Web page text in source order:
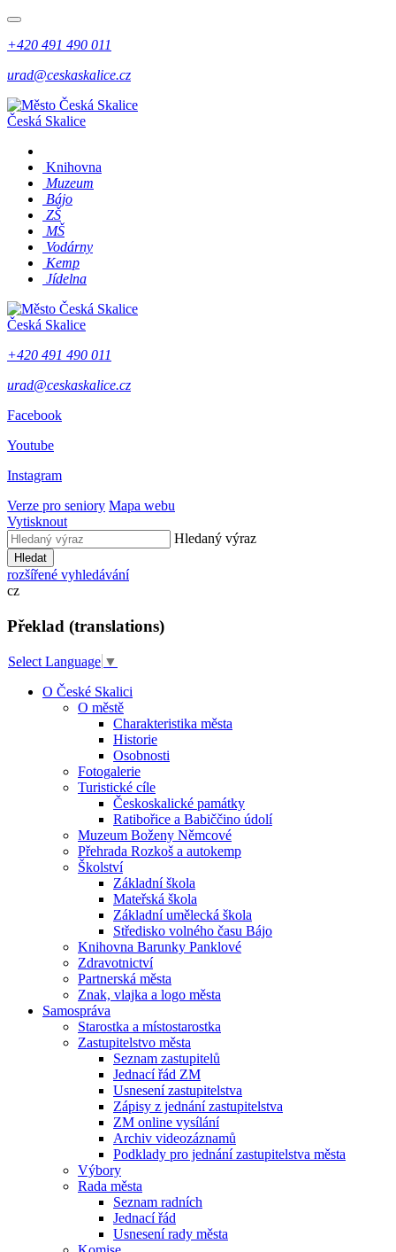
+420 491 490 011
urad@ceskaskalice.cz
Česká Skalice
Knihovna
Muzeum
Bájo
ZŠ
MŠ
Vodárny
Kemp
Jídelna
Česká Skalice
+420 491 490 011
urad@ceskaskalice.cz
Facebook
Youtube
Instagram
Verze pro seniory Mapa webu
Vytisknout
Hledaný výraz
Hledat
rozšířené vyhledávání
cz
Překlad (translations)
Select Language ▼
O České Skalici
O městě
Charakteristika města
Historie
Osobnosti
Fotogalerie
Turistické cíle
Českoskalické památky
Ratibořice a Babiččino údolí
Muzeum Boženy Němcové
Přehrada Rozkoš a autokemp
Školství
Základní škola
Mateřská škola
Základní umělecká škola
Středisko volného času Bájo
Knihovna Barunky Panklové
Zdravotnictví
Partnerská města
Znak, vlajka a logo města
Samospráva
Starostka a místostarostka
Zastupitelstvo města
Seznam zastupitelů
Jednací řád ZM
Usnesení zastupitelstva
Zápisy z jednání zastupitelstva
ZM online vysílání
Archiv videozáznamů
Podklady pro jednání zastupitelstva města
Výbory
Rada města
Seznam radních
Jednací řád
Usnesení rady města